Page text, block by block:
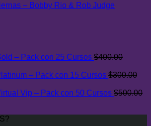
– Bobby Rio & Rob Judge
– Pack con 25 Cursos $400.00
– Pack con 15 Cursos $300.00
Vip – Pack con 50 Cursos $500.00